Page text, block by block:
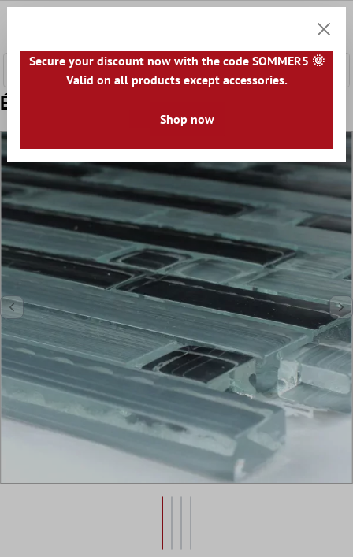
Panier
Échantillon Mosaïque Verre Noir Gris Mix
Secure your discount now with the code SOMMER5 🌞
Valid on all products except accessories.
Shop now